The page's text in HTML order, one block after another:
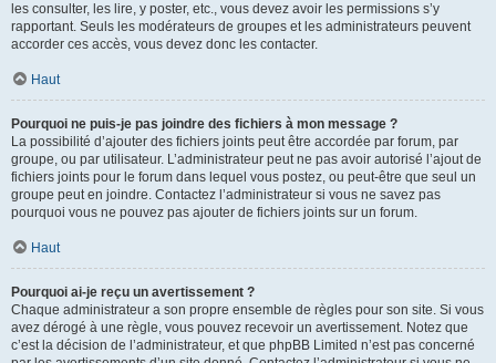
les consulter, les lire, y poster, etc., vous devez avoir les permissions s’y
rapportant. Seuls les modérateurs de groupes et les administrateurs peuvent
accorder ces accès, vous devez donc les contacter.
Haut
Pourquoi ne puis-je pas joindre des fichiers à mon message ?
La possibilité d’ajouter des fichiers joints peut être accordée par forum, par
groupe, ou par utilisateur. L’administrateur peut ne pas avoir autorisé l’ajout de
fichiers joints pour le forum dans lequel vous postez, ou peut-être que seul un
groupe peut en joindre. Contactez l’administrateur si vous ne savez pas
pourquoi vous ne pouvez pas ajouter de fichiers joints sur un forum.
Haut
Pourquoi ai-je reçu un avertissement ?
Chaque administrateur a son propre ensemble de règles pour son site. Si vous
avez dérogé à une règle, vous pouvez recevoir un avertissement. Notez que
c’est la décision de l’administrateur, et que phpBB Limited n’est pas concerné